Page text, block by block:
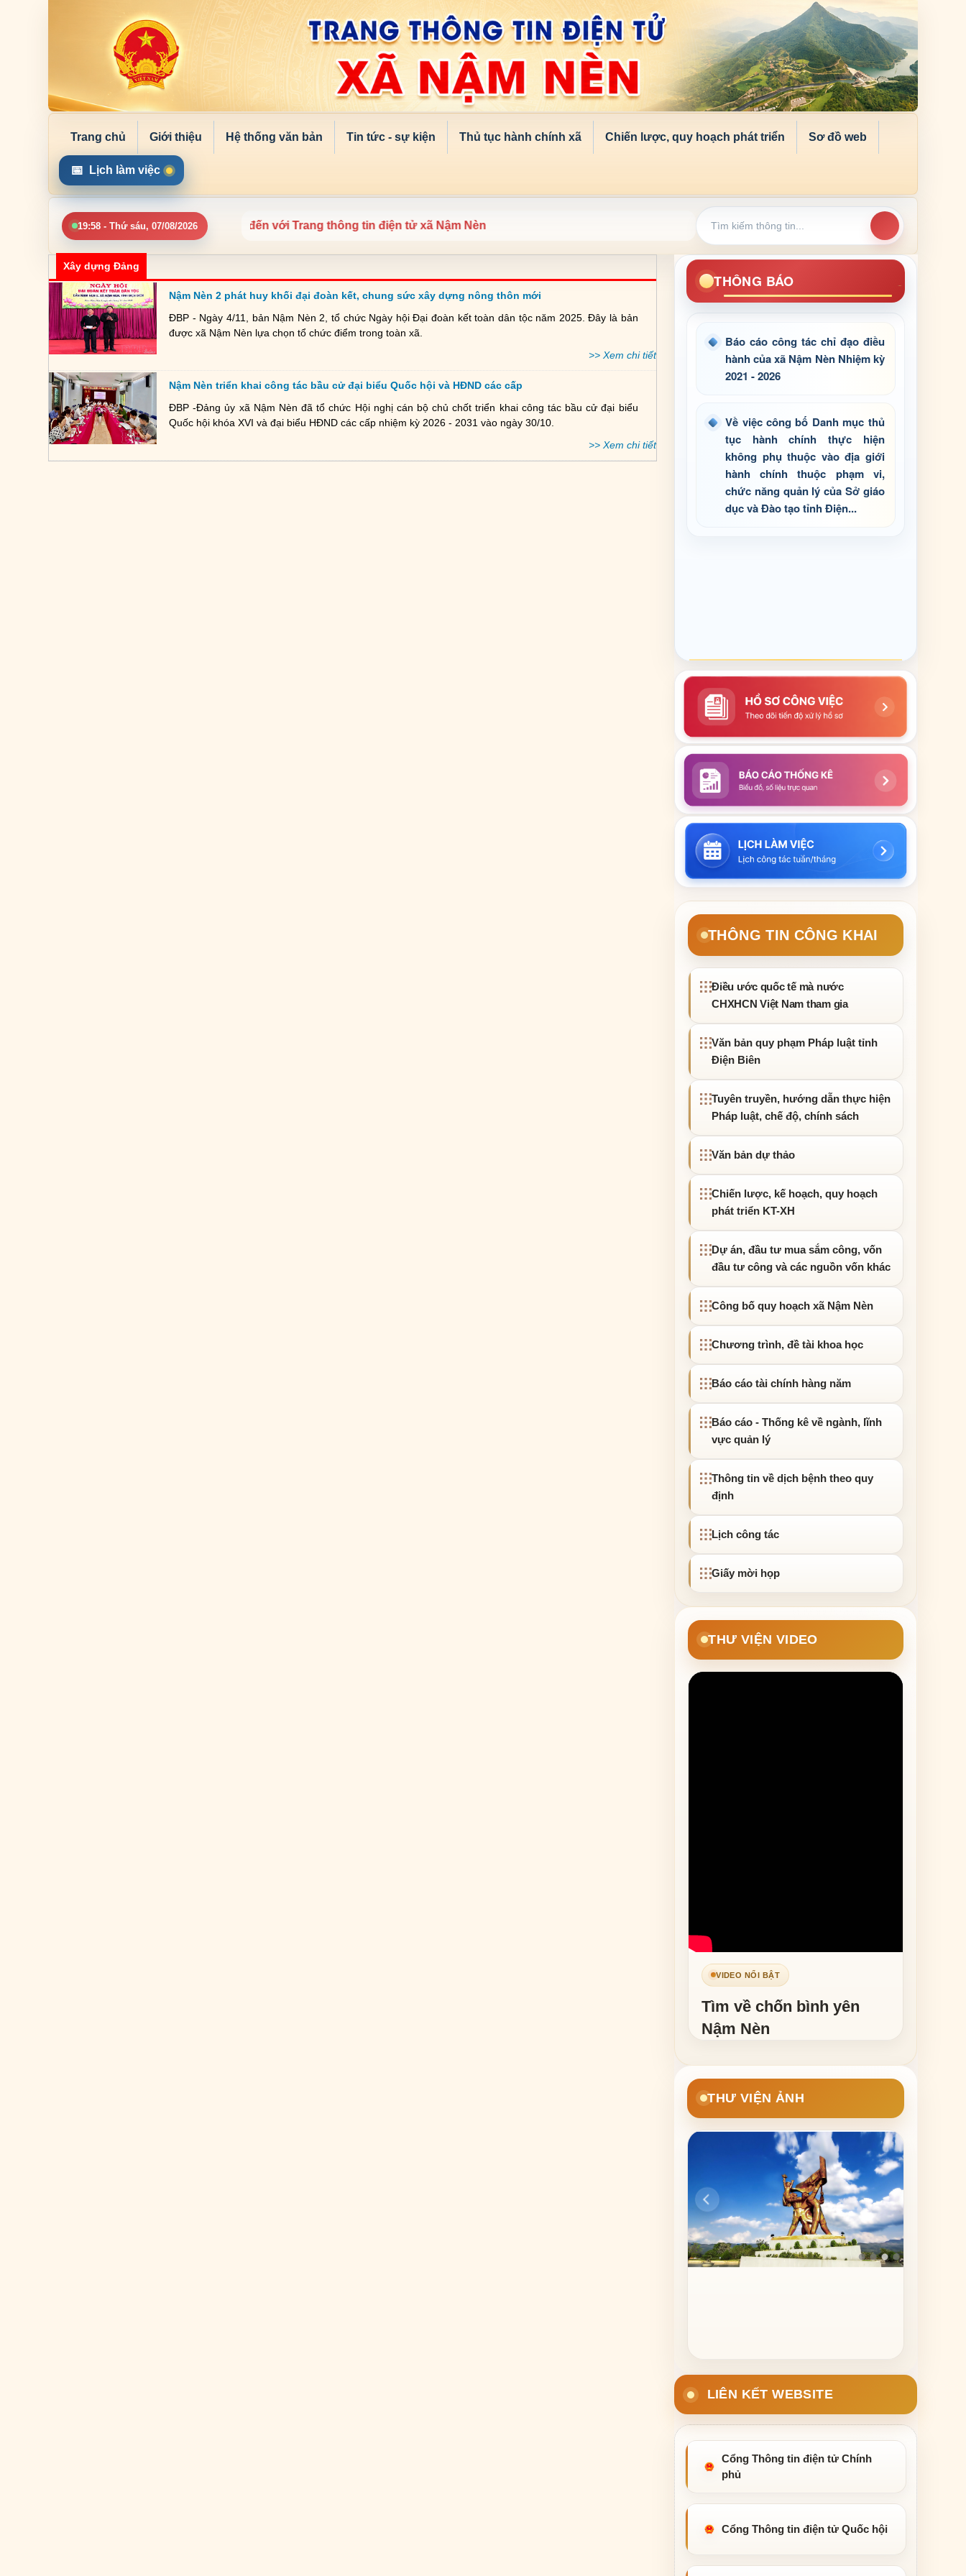
Trang chủ Giới thiệu Hệ thống văn bản Tin tức - sự kiện Thủ tục hành chính xã Chiến lược, quy hoạch phát triển Sơ đồ web
📅 Lịch làm việc
19:58 - Thứ sáu, 07/08/2026
Chào mừng quý bạn đọc đến với Trang thông tin điện tử xã Nậm Nèn
Xây dựng Đảng
Nậm Nèn 2 phát huy khối đại đoàn kết, chung sức xây dựng nông thôn mới
ĐBP - Ngày 4/11, bản Nậm Nèn 2, tổ chức Ngày hội Đại đoàn kết toàn dân tộc năm 2025. Đây là bản
được xã Nậm Nèn lựa chọn tổ chức điểm trong toàn xã.
>> Xem chi tiết
Nậm Nèn triển khai công tác bầu cử đại biểu Quốc hội và HĐND các cấp
ĐBP -Đảng ủy xã Nậm Nèn đã tổ chức Hội nghị cán bộ chủ chốt triển khai công tác bầu cử đại biểu
Quốc hội khóa XVI và đại biểu HĐND các cấp nhiệm kỳ 2026 - 2031 vào ngày 30/10.
>> Xem chi tiết
THÔNG BÁO
Báo cáo công tác chỉ đạo điều
hành của xã Nậm Nèn Nhiệm kỳ
2021 - 2026
Về việc công bố Danh mục thủ
tục hành chính thực hiện
không phụ thuộc vào địa giới
hành chính thuộc phạm vi,
chức năng quản lý của Sở giáo
dục và Đào tạo tỉnh Điện...
THÔNG TIN CÔNG KHAI
Điều ước quốc tế mà nước
CHXHCN Việt Nam tham gia
Văn bản quy phạm Pháp luật tỉnh
Điện Biên
Tuyên truyền, hướng dẫn thực hiện
Pháp luật, chế độ, chính sách
Văn bản dự thảo
Chiến lược, kế hoạch, quy hoạch
phát triển KT-XH
Dự án, đầu tư mua sắm công, vốn
đầu tư công và các nguồn vốn khác
Công bố quy hoạch xã Nậm Nèn
Chương trình, đề tài khoa học
Báo cáo tài chính hàng năm
Báo cáo - Thống kê về ngành, lĩnh
vực quản lý
Thông tin về dịch bệnh theo quy
định
Lịch công tác
Giấy mời họp
THƯ VIỆN VIDEO
VIDEO NỔI BẬT
Tìm về chốn bình yên
Nậm Nèn
THƯ VIỆN ẢNH
LIÊN KẾT WEBSITE
Cổng Thông tin điện tử Chính
phủ
Cổng Thông tin điện tử Quốc hội